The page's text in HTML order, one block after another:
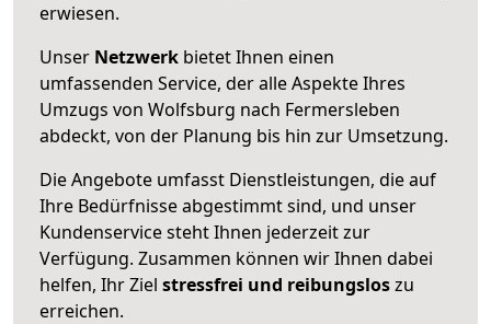
erwiesen.
Unser Netzwerk bietet Ihnen einen
umfassenden Service, der alle Aspekte Ihres
Umzugs von Wolfsburg nach Fermersleben
abdeckt, von der Planung bis hin zur Umsetzung.
Die Angebote umfasst Dienstleistungen, die auf
Ihre Bedürfnisse abgestimmt sind, und unser
Kundenservice steht Ihnen jederzeit zur
Verfügung. Zusammen können wir Ihnen dabei
helfen, Ihr Ziel stressfrei und reibungsloszu
erreichen.